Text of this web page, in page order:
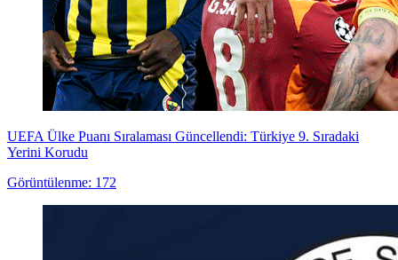
UEFA Ülke Puanı Sıralaması Güncellendi: Türkiye 9. Sıradaki
Yerini Korudu
Görüntülenme: 172